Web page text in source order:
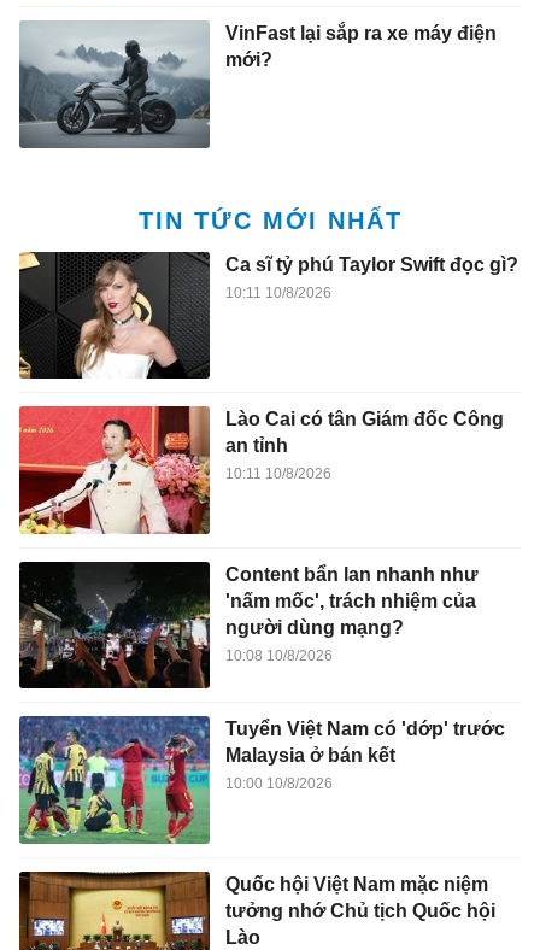
VinFast lại sắp ra xe máy điện
mới?
TIN TỨC MỚI NHẤT
Ca sĩ tỷ phú Taylor Swift đọc gì?
10:11 10/8/2026
Lào Cai có tân Giám đốc Công
an tỉnh
10:11 10/8/2026
Content bẩn lan nhanh như
'nấm mốc', trách nhiệm của
người dùng mạng?
10:08 10/8/2026
Tuyển Việt Nam có 'dớp' trước
Malaysia ở bán kết
10:00 10/8/2026
Quốc hội Việt Nam mặc niệm
tưởng nhớ Chủ tịch Quốc hội
Lào